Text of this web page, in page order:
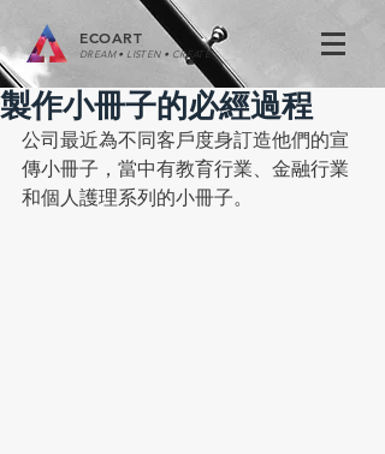
ECOART
DREAM • LISTEN • CREATE
製作小冊子的必經過程
公司最近為不同客戶度身訂造他們的宣
傳小冊子，當中有教育行業、金融行業
和個人護理系列的小冊子。